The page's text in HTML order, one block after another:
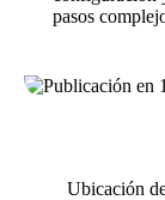
pasos
Ubicación